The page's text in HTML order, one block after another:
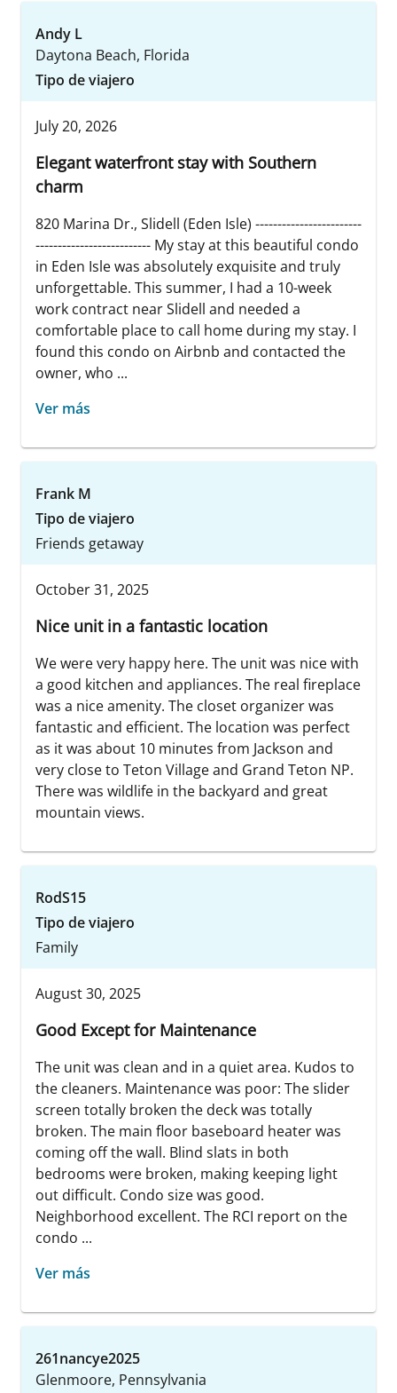
Andy L
Daytona Beach, Florida
Tipo de viajero
July 20, 2026
Elegant waterfront stay with Southern
charm
820 Marina Dr., Slidell (Eden Isle) ------------------------
-------------------------- My stay at this beautiful condo
in Eden Isle was absolutely exquisite and truly
unforgettable. This summer, I had a 10-week
work contract near Slidell and needed a
comfortable place to call home during my stay. I
found this condo on Airbnb and contacted the
owner, who ...
Ver más
Frank M
Tipo de viajero
Friends getaway
October 31, 2025
Nice unit in a fantastic location
We were very happy here. The unit was nice with
a good kitchen and appliances. The real fireplace
was a nice amenity. The closet organizer was
fantastic and efficient. The location was perfect
as it was about 10 minutes from Jackson and
very close to Teton Village and Grand Teton NP.
There was wildlife in the backyard and great
mountain views.
RodS15
Tipo de viajero
Family
August 30, 2025
Good Except for Maintenance
The unit was clean and in a quiet area. Kudos to
the cleaners. Maintenance was poor: The slider
screen totally broken the deck was totally
broken. The main floor baseboard heater was
coming off the wall. Blind slats in both
bedrooms were broken, making keeping light
out difficult. Condo size was good.
Neighborhood excellent. The RCI report on the
condo ...
Ver más
261nancye2025
Glenmoore, Pennsylvania